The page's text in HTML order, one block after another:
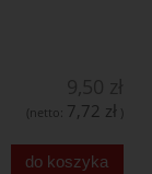
(netto: 7,72 zł )
do koszyka